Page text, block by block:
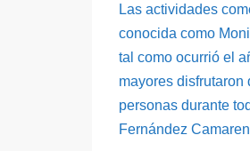
Las actividades
conocida como
tal como ocurrió el
mayores disfrutaron
personas durante
Fernández